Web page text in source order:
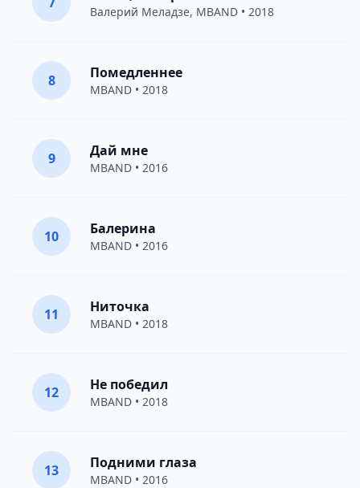
Валерий Меладзе, MBAND • 2018
8 Помедленнее
MBAND • 2018
9 Дай мне
MBAND • 2016
10 Балерина
MBAND • 2016
11 Ниточка
MBAND • 2018
12 Не победил
MBAND • 2018
13 Подними глаза
MBAND • 2016